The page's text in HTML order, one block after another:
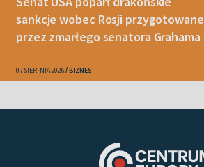
sankcje wobec Rosji przygotowane
przez zmarłego senatora Grahama
07 SIERPNIA 2026 BIZNES